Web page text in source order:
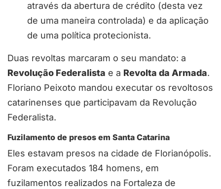
através da abertura de crédito (desta vez
de uma maneira controlada) e da aplicação
de uma política protecionista.
Duas revoltas marcaram o seu mandato: a
Revolução Federalista e a Revolta da Armada.
Floriano Peixoto mandou executar os revoltosos
catarinenses que participavam da Revolução
Federalista.
Fuzilamento de presos em Santa Catarina
Eles estavam presos na cidade de Florianópolis.
Foram executados 184 homens, em
fuzilamentos realizados na Fortaleza de